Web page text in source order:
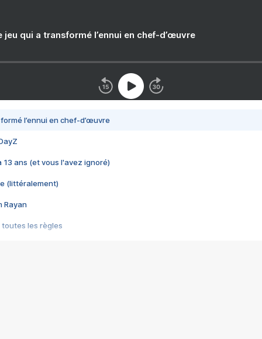
jeu qui a transformé l’ennui en chef-d’œuvre
l’ennui en chef-d’œuvre
13 ans (et vous l'avez ignoré)
(littéralement)
Rayan
toutes les règles